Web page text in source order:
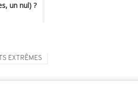
un nul) ?
EXTRÊMES